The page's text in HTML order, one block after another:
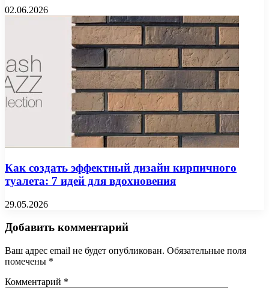
02.06.2026
Как создать эффектный дизайн кирпичного
туалета: 7 идей для вдохновения
29.05.2026
Добавить комментарий
Ваш адрес email не будет опубликован. Обязательные поля
помечены *
Комментарий *